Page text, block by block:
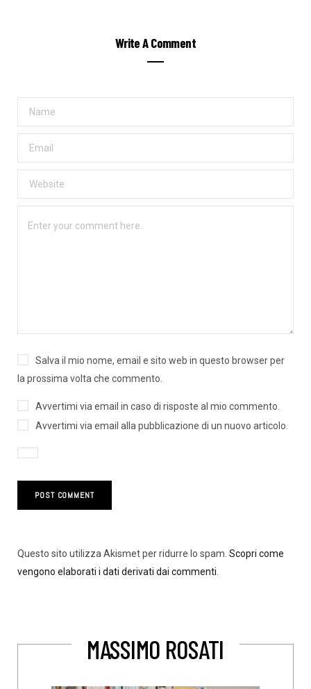
Write A Comment
Salva il mio nome, email e sito web in questo browser per
la prossima volta che commento.
Avvertimi via email in caso di risposte al mio commento.
Avvertimi via email alla pubblicazione di un nuovo articolo.
Questo sito utilizza Akismet per ridurre lo spam. Scopri come
vengono elaborati i dati derivati dai commenti
MASSIMO ROSATI